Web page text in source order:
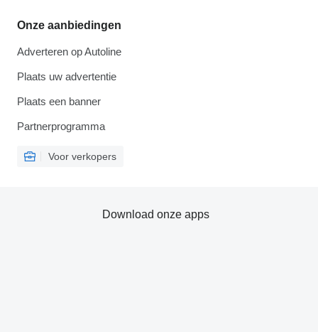
Onze aanbiedingen
Adverteren op Autoline
Plaats uw advertentie
Plaats een banner
Partnerprogramma
Voor verkopers
Download onze apps